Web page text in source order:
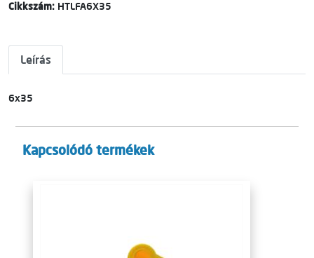
Cikkszám: HTLFA6X35
Leírás
6x35
Kapcsolódó termékek